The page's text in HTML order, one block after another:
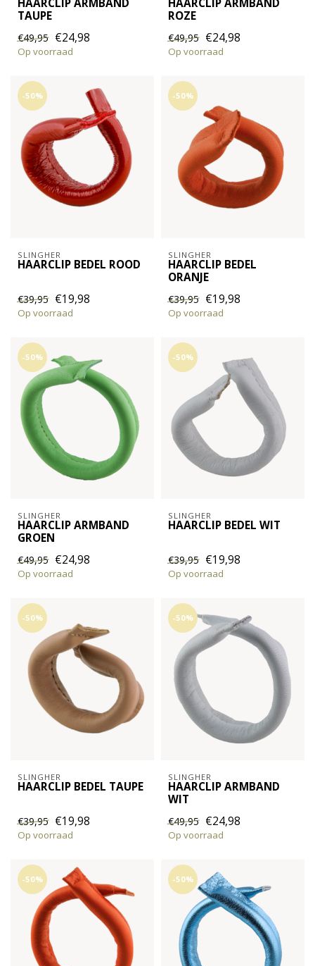
HAARCLIP ARMBAND
TAUPE
€49,95 €24,98
Op voorraad
HAARCLIP ARMBAND
ROZE
€49,95 €24,98
Op voorraad
-50%
SLINGHER
HAARCLIP BEDEL ROOD
€39,95 €19,98
Op voorraad
-50%
SLINGHER
HAARCLIP BEDEL
ORANJE
€39,95 €19,98
Op voorraad
-50%
SLINGHER
HAARCLIP ARMBAND
GROEN
€49,95 €24,98
Op voorraad
-50%
SLINGHER
HAARCLIP BEDEL WIT
€39,95 €19,98
Op voorraad
-50%
SLINGHER
HAARCLIP BEDEL TAUPE
€39,95 €19,98
Op voorraad
-50%
SLINGHER
HAARCLIP ARMBAND
WIT
€49,95 €24,98
Op voorraad
-50% -50%